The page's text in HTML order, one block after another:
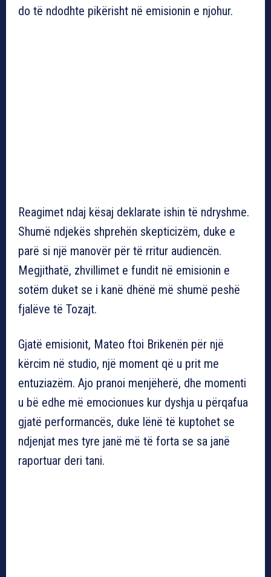
do të ndodhte pikërisht në emisionin e njohur.
Reagimet ndaj kësaj deklarate ishin të ndryshme.
Shumë ndjekës shprehën skepticizëm, duke e
parë si një manovër për të rritur audiencën.
Megjithatë, zhvillimet e fundit në emisionin e
sotëm duket se i kanë dhënë më shumë peshë
fjalëve të Tozajt.
Gjatë emisionit, Mateo ftoi Brikenën për një
kërcim në studio, një moment që u prit me
entuziazëm. Ajo pranoi menjëherë, dhe momenti
u bë edhe më emocionues kur dyshja u përqafua
gjatë performancës, duke lënë të kuptohet se
ndjenjat mes tyre janë më të forta se sa janë
raportuar deri tani.